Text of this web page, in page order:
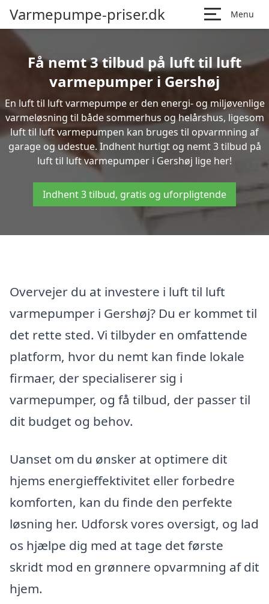
Varmepumpe-priser.dk Menu
Få nemt 3 tilbud på luft til luft
varmepumper i Gershøj
En luft til luft varmepumpe er den energi- og miljøvenlige
varmeløsning til både sommerhus og helårshus, ligesom
luft til luft varmepumpen kan bruges til opvarmning af
garage og udestue. Indhent hurtigt og nemt 3 tilbud på
luft til luft varmepumper i Gershøj lige her!
Indhent 3 tilbud, gratis og uforpligtende
Overvejer du at investere i luft til luft
varmepumper i Gershøj? Du er kommet til
det rette sted. Vi tilbyder en omfattende
platform, hvor du nemt kan finde lokale
firmaer, der specialiserer sig i
varmepumper, og få tilbud, der passer til
dit budget og behov.
Uanset om du ønsker at optimere dit
hjems energieffektivitet eller forbedre
komforten, kan du finde den perfekte
løsning her. Udforsk vores oversigt, og lad
os hjælpe dig med at tage det første
skridt mod en grønnere opvarmning af dit
hjem.